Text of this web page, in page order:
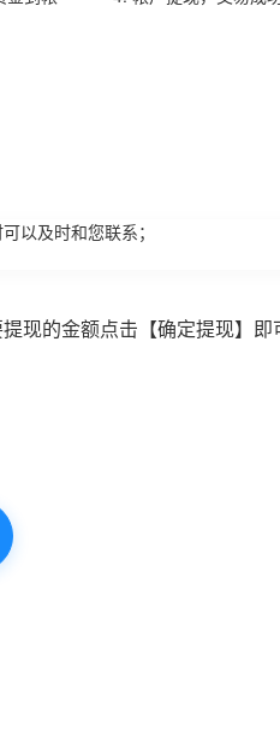
以及时和您联系；
现的金额点击【确定提现】即